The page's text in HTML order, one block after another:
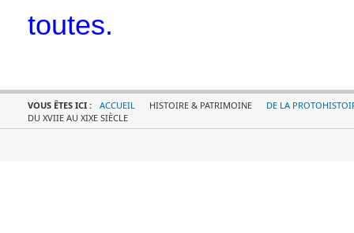
toutes.
VOUS ÊTES ICI : ACCUEIL HISTOIRE & PATRIMOINE
DE LA
DU XVIIE AU XIXE SIÈCLE